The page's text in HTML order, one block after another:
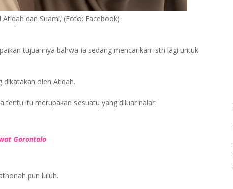
dan Suami, (Foto: Facebook)
tujuannya bahwa ia sedang mencarikan istri lagi untuk
oleh Atiqah.
tentu itu merupakan sesuatu yang diluar nalar.
Gorontalo
pun luluh.